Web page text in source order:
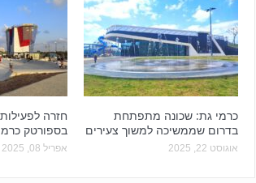
כרמי גת: שכונה מתפתחת
בדרום שממשיכה למשוך צעירים
אוגוסט 22, 2025
חזרה
בספורטק
אפריל 08, 2025